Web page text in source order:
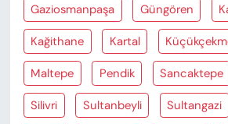
Gaziosmanpaşa Güngören
Kağithane Kartal
Maltepe Pendik Sancaktepe
Silivri Sultanbeyli Sultangazi